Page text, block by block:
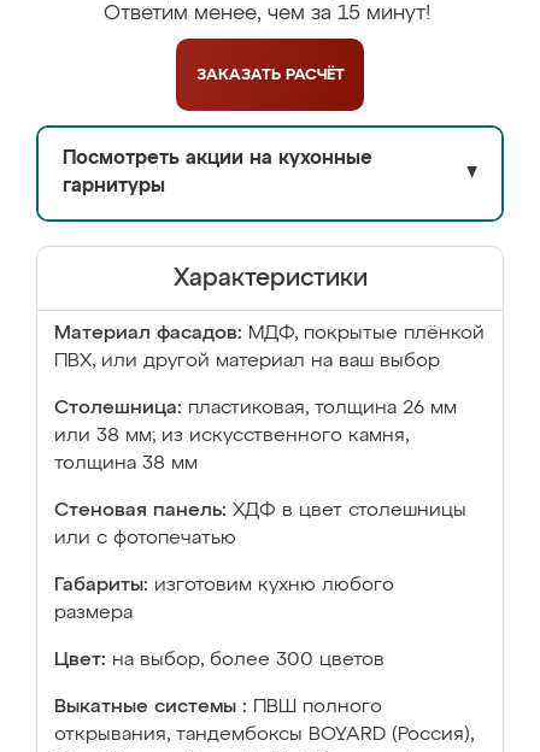
Ответим менее, чем за 15 минут!
ЗАКАЗАТЬ РАСЧЁТ
Посмотреть акции на кухонные
гарнитуры
▼
Характеристики
Материал фасадов: МДФ, покрытые плёнкой
ПВХ, или другой материал на ваш выбор
Столешница: пластиковая, толщина 26 мм
или 38 мм; из искусственного камня,
толщина 38 мм
Стеновая панель: ХДФ в цвет столешницы
или с фотопечатью
Габариты: изготовим кухню любого
размера
Цвет: на выбор, более 300 цветов
Выкатные системы :
ПВШ полного
открывания, тандембоксы BOYARD (Россия),